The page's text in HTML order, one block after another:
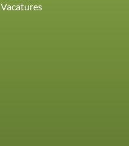
Vacatures